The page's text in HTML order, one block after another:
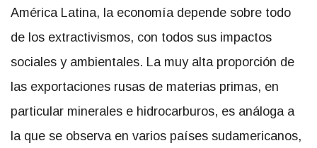
América Latina, la economía depende sobre todo
de los extractivismos, con todos sus impactos
sociales y ambientales. La muy alta proporción de
las exportaciones rusas de materias primas, en
particular minerales e hidrocarburos, es análoga a
la que se observa en varios países sudamericanos,